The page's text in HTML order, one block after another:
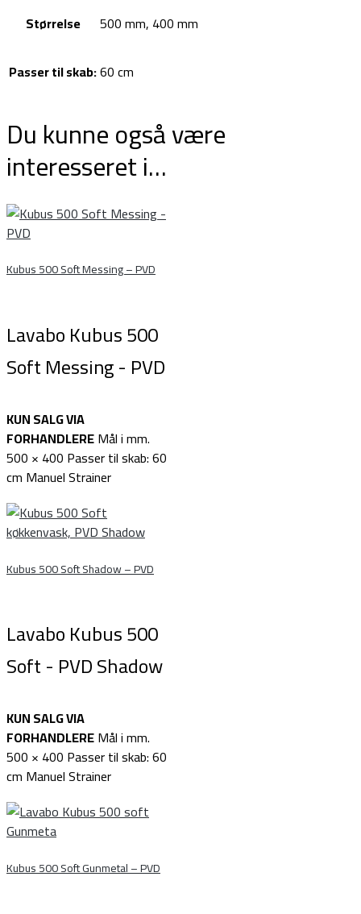
Størrelse
500 mm, 400 mm
Passer til skab:60 cm
Du kunne også være
interesseret i…
Kubus 500 Soft Messing – PVD
Lavabo Kubus 500
Soft Messing - PVD
KUN SALG VIA
FORHANDLEREMål i mm.
500 × 400 Passer til skab: 60
cm Manuel Strainer
Kubus 500 Soft Shadow – PVD
Lavabo Kubus 500
Soft - PVD Shadow
KUN SALG VIA
FORHANDLEREMål i mm.
500 × 400 Passer til skab: 60
cm Manuel Strainer
Kubus 500 Soft Gunmetal – PVD